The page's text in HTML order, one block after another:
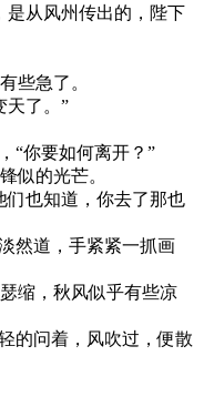
是从风州传出的，陛下
些急了。
了。”
你要如何离开？”
的光芒。
也知道，你去了那也
然道，手紧紧一抓画
缩，秋风似乎有些凉
问着，风吹过，便散